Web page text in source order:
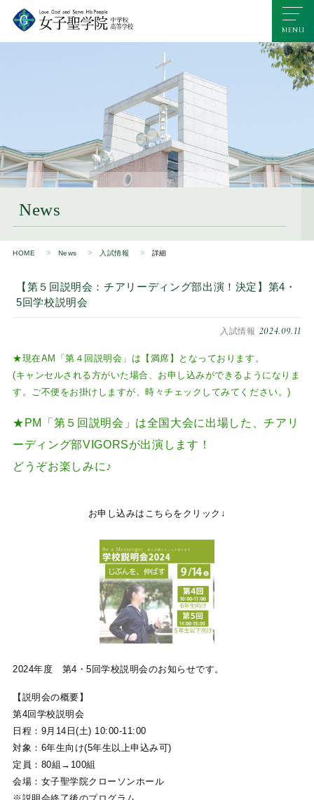
News
HOME News 入試情報 詳細
【第５回説明会：チアリーディング部出演！決定】第4・
5回学校説明会
入試情報 2024.09.11
★現在AM「第４回説明会」は【満席】となっております。
(キャンセルされる方がいた場合、お申し込みができるようになりま
す。ご不便をお掛けしますが、時々チェックしてみてください。)
★PM「第５回説明会」は全国大会に出場した、チアリ
ーディング部VIGORSが出演します！
どうぞお楽しみに♪
お申し込みはこちらをクリック↓
2024年度 第4・5回学校説明会のお知らせです。
【説明会の概要】
第4回学校説明会
日程：9月14日(土) 10:00-11:00
対象：6年生向け(5年生以上申込み可)
定員：80組→100組
会場：女子聖学院クローソンホール